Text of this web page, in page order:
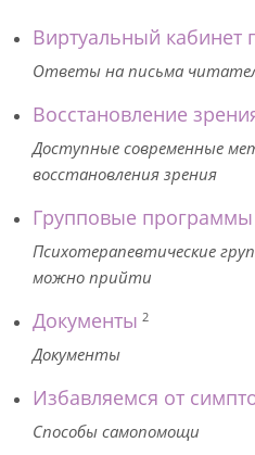
Виртуальный кабинет
Ответы на письма
Восстановление
Доступные современные
восстановления зрения
Групповые
Психотерапевтические
можно прийти
Документы 2
Документы
Избавляемся от
Способы самопомощи